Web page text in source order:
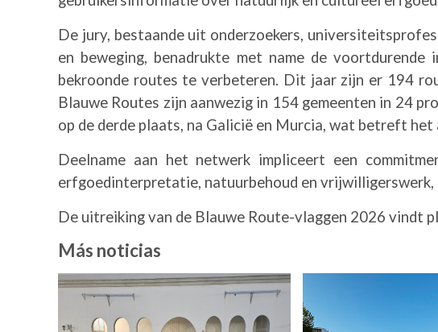
De jury, bestaande uit onderzoekers,
en beweging, benadrukte met name de
bekroonde routes te verbeteren. Dit jaar zijn er 194
Blauwe Routes zijn aanwezig in 154 gemeenten in 24
op de derde plaats, na Galicië en Murcia, wat betreft
Deelname aan het netwerk impliceert een
erfgoedinterpretatie, natuurbehoud en vrijwilligerswerk,
De uitreiking van de Blauwe Route-vlaggen 2026 vindt
Más noticias